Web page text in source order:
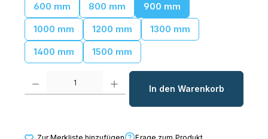
600 mm 800 mm
900 mm
1000 mm
1200 mm
1300 mm
1400 mm
1500 mm
Produkt Anzahl: Gib den gewünschten Wert ein oder benutze die
In den Warenkorb